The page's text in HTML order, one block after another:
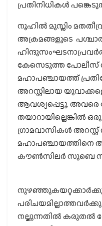
പ്രതിനിധികള്‍
നൂഹില്‍ മുസ്ലിം
അക്രമങ്ങളുടെ
കേസെടുത്ത പോലീസ്
മഹാപഞ്ചായത്ത്
അറസ്റ്റിലായ
ആവശ്യപ്പെട്ടു. അവരെ
തയാറായില്ലെങ്കില്‍
ഗ്രാമവാസികള്‍ അറസ്റ്റ്
മഹാപഞ്ചായത്തിനെ
കൗണ്‍സിലര്‍ സുബെ
നല്കുന്നതില്‍ കരുതല്‍